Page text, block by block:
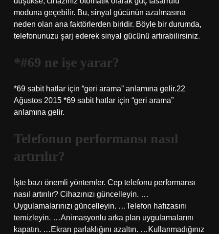
moduna geçebilir. Bu, sinyal gücünün azalmasına
neden olan ana faktörlerden biridir. Böyle bir durumda,
telefonunuzu şarj ederek sinyal gücünü artırabilirsiniz.
*#69 ne işe yarar?
*69 sabit hatlar için “geri arama” anlamına gelir.22
Ağustos 2015 *69 sabit hatlar için “geri arama”
anlamına gelir.
Telefonun performansı nasıl
artırılır?
İşte bazı önemli yöntemler. Cep telefonu performansı
nasıl artırılır? Cihazınızı güncelleyin. …
Uygulamalarınızı güncelleyin. …Telefon hafızasını
temizleyin. …Animasyonlu arka plan uygulamalarını
kapatın. …Ekran parlaklığını azaltın. …Kullanmadığınız